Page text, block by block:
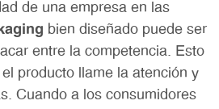
de una empresa en las
bien diseñado puede ser
entre la competencia. Esto
producto llame la atención y
Cuando a los consumidores